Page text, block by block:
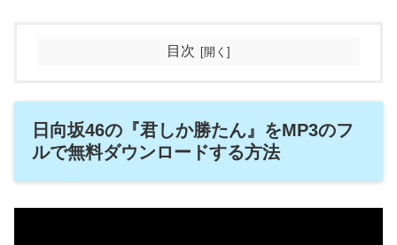
目次
日向坂46の『君しか勝たん』をMP3のフ
ルで無料ダウンロードする方法